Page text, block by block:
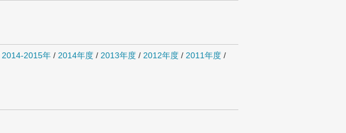
2014-2015年 / 2014年度 / 2013年度 / 2012年度 / 2011年度 /